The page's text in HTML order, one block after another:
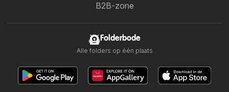
B2B-zone
Folderbode
Alle folders op één plaats